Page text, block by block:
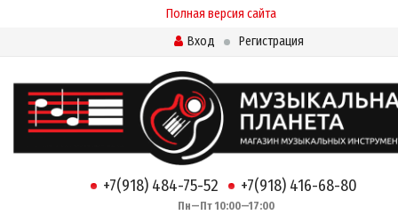
Полная версия сайта
Вход
Регистрация
+7(918) 484-75-52 +7(918) 416-68-80
Пн—Пт 10:00—17:00